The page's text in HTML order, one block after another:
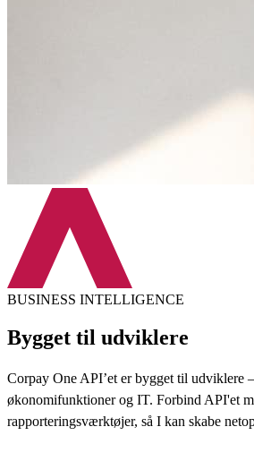
BUSINESS INTELLIGENCE
Bygget til udviklere
Corpay One API’et er bygget til udviklere
økonomifunktioner og IT. Forbind API'et
rapporteringsværktøjer, så I kan skabe